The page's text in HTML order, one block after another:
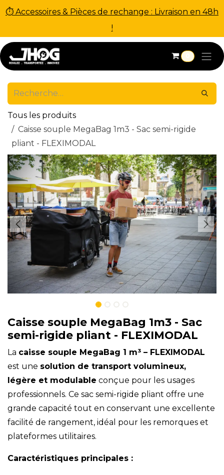
⏱ Accessoires & Pièces de rechange : Livraison en 48h
!
Se rendre au contenu
0
Tous les produits
Caisse souple MegaBag 1m3 - Sac semi-rigide
pliant - FLEXIMODAL
Caisse souple MegaBag 1m3 - Sac
semi-rigide pliant - FLEXIMODAL
La caisse souple MegaBag 1 m³ – FLEXIMODAL
est une solution de transport volumineux,
légère et modulable conçue pour les usages
professionnels. Ce sac semi-rigide pliant offre une
grande capacité tout en conservant une excellente
facilité de rangement, idéal pour les remorques et
plateformes utilitaires.
Caractéristiques principales :